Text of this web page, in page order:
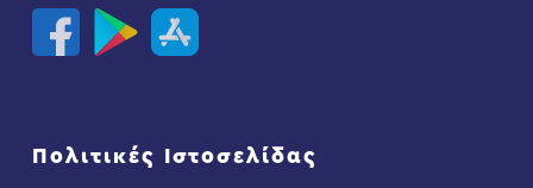
Πολιτικές Ιστοσελίδας